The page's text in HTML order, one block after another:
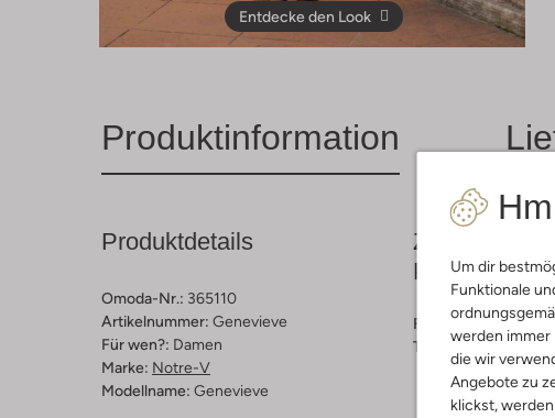
Um dir
Funktionale
werden immer
die wir
Angebote zu
klickst,
Entdecke den Look
Produktinformation
Produktdetails
Omoda-Nr.: 365110
Artikelnummer: Genevieve
Für wen?: Damen
Marke: Notre-V
Modellname: Genevieve
Passform
Farbe : Braun
Trends:Retro